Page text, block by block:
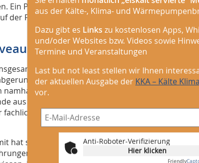
Ein Plus für die Teilnehmer war, dass viele
der Foyer-Expo die Innovationen direkt
20 Unternehmen und Verbänden
Hier hatten die Teilnehmer die
Komponenten- und
aus dem In- und Ausland in aller Ruhe und
Dialog stand auch hier zwei Tage
hat sich wieder als Marktplatz zum
zwischen Wissenschaft, Entwicklung
aus der Kälte-, Klima- und
Dazu gibt es Links zu kostenlosen Apps,
und/oder Websites bzw. Videos sowie
Termine und Veranstaltungen
Last but not least stellen wir Ihnen
der aktuellen Ausgabe der KKA – Kälte
vor.
Anti-Roboter-Verifizierung
Hier klicken
Friendly